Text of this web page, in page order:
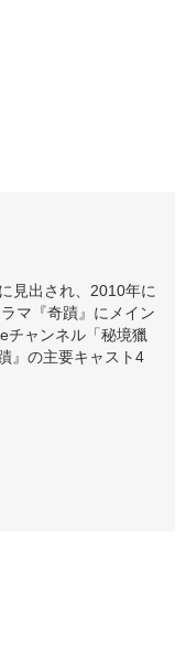
見出され、2010年に
マ『奇蹟』にメイン
チャンネル「秘境獵
』の主要キャスト4